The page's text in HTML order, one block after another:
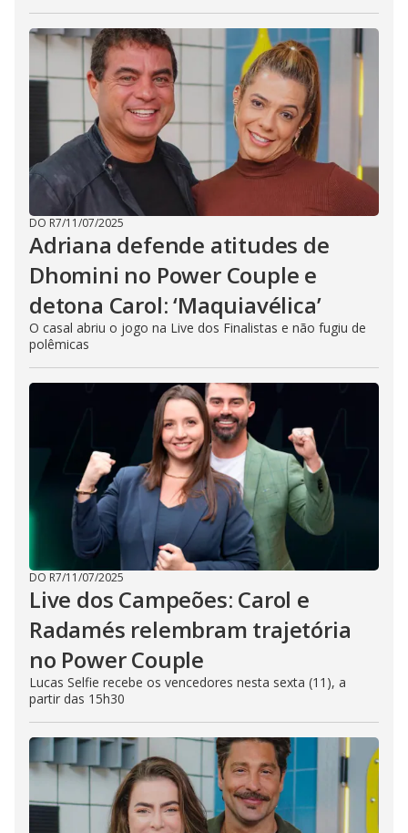
DO R7/11/07/2025
Adriana defende atitudes de
Dhomini no Power Couple e
detona Carol: ‘Maquiavélica’
O casal abriu o jogo na Live dos Finalistas e não fugiu de
polêmicas
DO R7/11/07/2025
Live dos Campeões: Carol e
Radamés relembram trajetória
no Power Couple
Lucas Selfie recebe os vencedores nesta sexta (11), a
partir das 15h30